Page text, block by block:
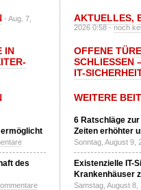
- Aug. 7,
IN
des
AKTUELLES,
2026 0:58 -noch
OFFENE
SCHLIESSEN
T-
WEITERE
6 Ratschläge
Zeiten erhöhter
Sonntag, August 9,
Existenzielle IT-
Krankenhäuser
Samstag, August